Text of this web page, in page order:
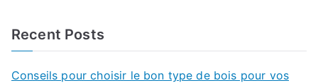
Recent Posts
Conseils pour choisir le bon type de bois pour vos